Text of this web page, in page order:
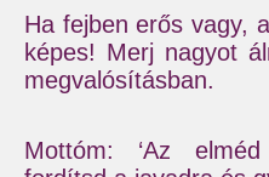
Ha fejben erős vagy,
képes! Merj nagyot
megvalósításban.
Mottóm: ‘Az